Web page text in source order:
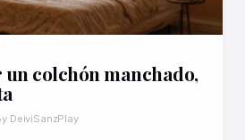
colchón manchado,
DeiviSanzPlay